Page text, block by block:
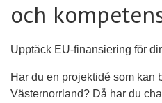
och
Upptäck EU-finansiering för
Har du en projektidé som kan
Västernorrland? Då har du